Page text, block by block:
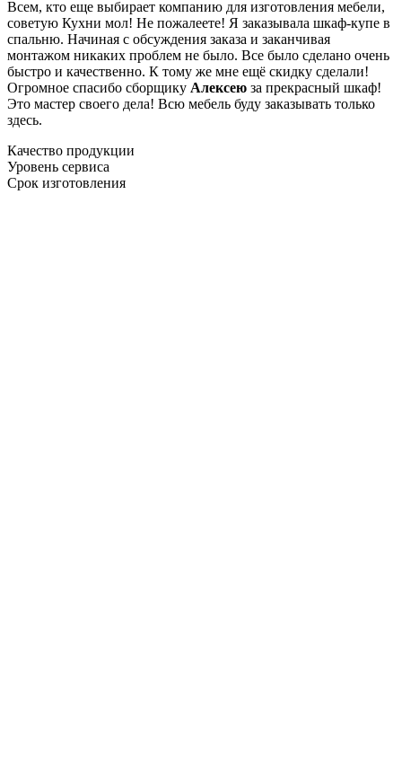
Всем, кто еще выбирает компанию для изготовления мебели,
советую Кухни мол! Не пожалеете! Я заказывала шкаф-купе в
спальню. Начиная с обсуждения заказа и заканчивая
монтажом никаких проблем не было. Все было сделано очень
быстро и качественно. К тому же мне ещё скидку сделали!
Огромное спасибо сборщику Алексею за прекрасный шкаф!
Это мастер своего дела! Всю мебель буду заказывать только
здесь.
Качество продукции
Уровень сервиса
Срок изготовления